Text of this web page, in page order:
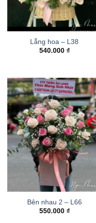
Lẵng hoa – L38
540.000 ₫
Bên nhau 2 – L66
550.000 ₫